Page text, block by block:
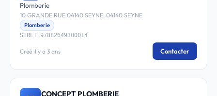
Plomberie
10 GRANDE RUE 04140 SEYNE, 04140 SEYNE
Plomberie
SIRET 97882649300014
Créé il y a 3 ans Contacter
CONCEPT PLOMBERIE